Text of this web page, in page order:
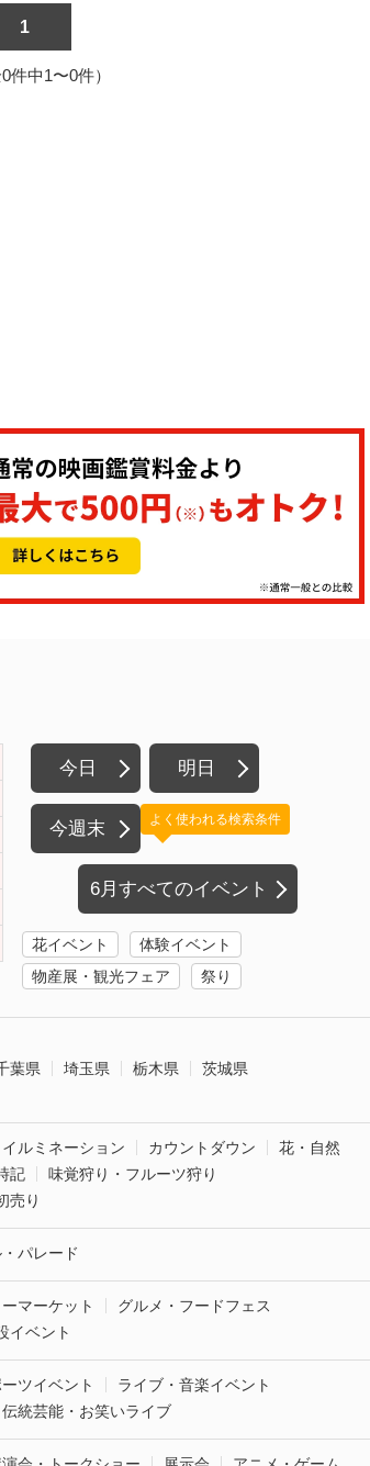
1
件中1〜0件）
今日 明日
今週末
6月すべてのイベント
よく使われる検索条件
花イベント
体験イベント
物産展・観光フェア
祭り
葉県 埼玉県 栃木県
茨城県
イルミネーション カウントダウン
花・自然
記
味覚狩り・フルーツ狩り
売り
パレード
マーケット
グルメ・フードフェス
イベント
ツイベント
ライブ・音楽イベント
伝統芸能・お笑いライブ